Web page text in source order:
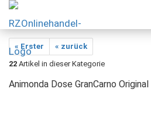
« Erster
« zurück
22 Artikel in dieser Kategorie
Animonda Dose GranCarno